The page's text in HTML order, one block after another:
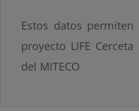
Estos datos
proyecto LIFE
del MITECO